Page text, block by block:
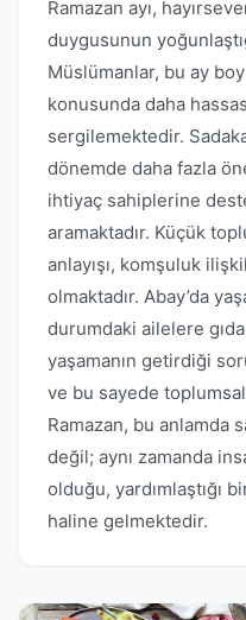
Ramazan ayı,
duygusunun
Müslümanlar, bu ay
konusunda daha
sergilemektedir.
dönemde daha fazla
ihtiyaç sahiplerine
aramaktadır. Küçük
anlayışı, komşuluk
olmaktadır. Abay’da
durumdaki ailelere
yaşamanın getirdiği
ve bu sayede toplumsal
Ramazan, bu anlamda
değil; aynı zamanda
olduğu, yardımlaştığı
haline gelmektedir.